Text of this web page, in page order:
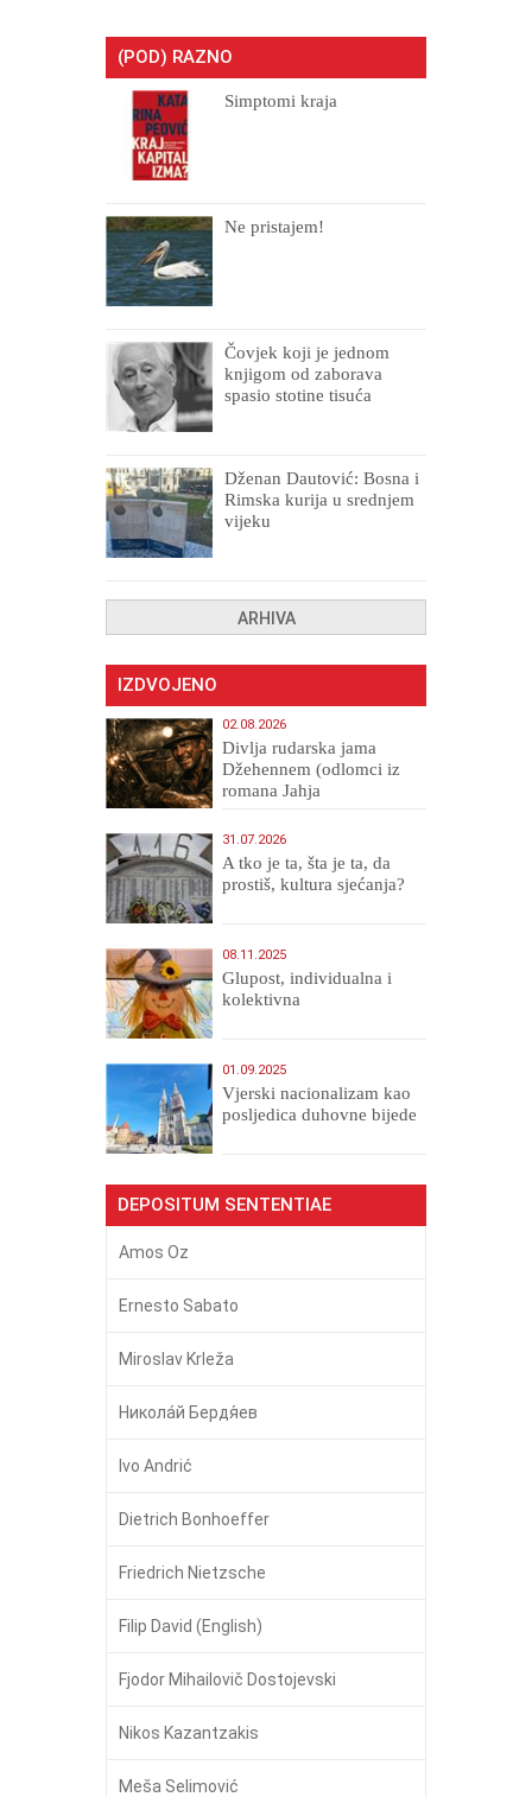
(POD) RAZNO
Simptomi kraja
Ne pristajem!
Čovjek koji je jednom
knjigom od zaborava
spasio stotine tisuća
Dženan Dautović: Bosna i
Rimska kurija u srednjem
vijeku
ARHIVA
IZDVOJENO
02.08.2026
Divlja rudarska jama
Džehennem (odlomci iz
romana Jahja
31.07.2026
A tko je ta, šta je ta, da
prostiš, kultura sjećanja?
08.11.2025
Glupost, individualna i
kolektivna
01.09.2025
​Vjerski nacionalizam kao
posljedica duhovne bijede
DEPOSITUM SENTENTIAE
Amos Oz
Ernesto Sabato
Miroslav Krleža
Никола́й Бердя́ев
Ivo Andrić
Dietrich Bonhoeffer
Friedrich Nietzsche
Filip David (English)
Fjodor Mihailovič Dostojevski
Nikos Kazantzakis
Meša Selimović